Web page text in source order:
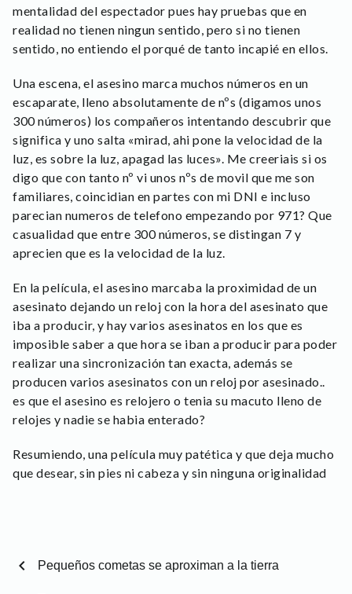
mentalidad del espectador pues hay pruebas que en
realidad no tienen ningun sentido, pero si no tienen
sentido, no entiendo el porqué de tanto incapié en ellos.
Una escena, el asesino marca muchos números en un
escaparate, lleno absolutamente de nºs (digamos unos
300 números) los compañeros intentando descubrir que
significa y uno salta «mirad, ahi pone la velocidad de la
luz, es sobre la luz, apagad las luces». Me creeriais si os
digo que con tanto nº vi unos nºs de movil que me son
familiares, coincidian en partes con mi DNI e incluso
parecian numeros de telefono empezando por 971? Que
casualidad que entre 300 números, se distingan 7 y
aprecien que es la velocidad de la luz.
En la película, el asesino marcaba la proximidad de un
asesinato dejando un reloj con la hora del asesinato que
iba a producir, y hay varios asesinatos en los que es
imposible saber a que hora se iban a producir para poder
realizar una sincronización tan exacta, además se
producen varios asesinatos con un reloj por asesinado..
es que el asesino es relojero o tenia su macuto lleno de
relojes y nadie se habia enterado?
Resumiendo, una película muy patética y que deja mucho
que desear, sin pies ni cabeza y sin ninguna originalidad
chevron_left Pequeños cometas se aproximan a la tierra